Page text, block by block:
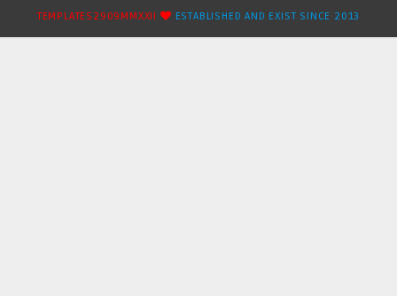
TEMPLATES2909MMXXII
ESTABLISHED AND EXIST SINCE 2013